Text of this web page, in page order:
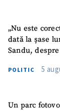
„Nu este
dată la șase
Sandu,
POLITIC 5
Un parc